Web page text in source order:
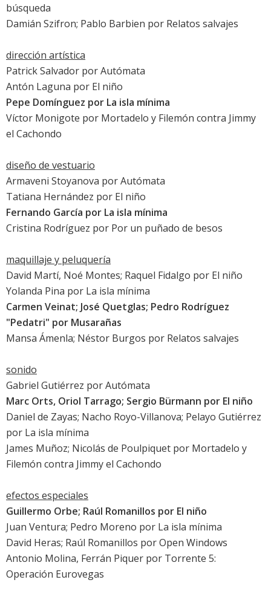
búsqueda
Damián Szifron; Pablo Barbien por Relatos salvajes
dirección artística
Patrick Salvador porAutómata
Antón Laguna por El niño
Pepe Domínguez por La isla mínima
Víctor Monigote por Mortadelo y Filemón contra Jimmy
el Cachondo
diseño de vestuario
Armaveni Stoyanova porAutómata
Tatiana Hernández por El niño
Fernando García por La isla mínima
Cristina Rodríguez por Por un puñado de besos
maquillaje y peluquería
David Martí, Noé Montes; Raquel Fidalgo por El niño
Yolanda Pina por La isla mínima
Carmen Veinat; José Quetglas; Pedro Rodríguez
"Pedatri" por Musarañas
Mansa Ámenla; Néstor Burgos por Relatos salvajes
sonido
Gabriel Gutiérrez porAutómata
Marc Orts, Oriol Tarrago; Sergio Bürmann por El niño
Daniel de Zayas; Nacho Royo-Villanova; Pelayo Gutiérrez
por La isla mínima
James Muñoz; Nicolás de Poulpiquet por Mortadelo y
Filemón contra Jimmy el Cachondo
efectos especiales
Guillermo Orbe; Raúl Romanillos por El niño
Juan Ventura; Pedro Moreno por La isla mínima
David Heras; Raúl Romanillos porOpen Windows
Antonio Molina, Ferrán Piquer por Torrente 5:
Operación Eurovegas